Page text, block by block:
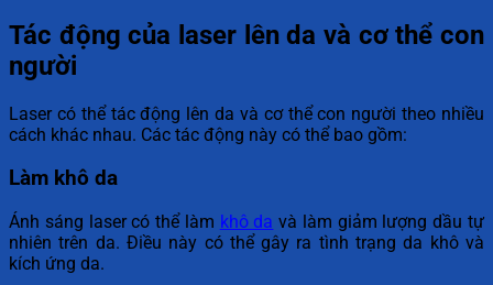
Tác động của laser lên da và cơ thể con
người
Laser có thể tác động lên da và cơ thể con người theo nhiều
cách khác nhau. Các tác động này có thể bao gồm:
Làm khô da
Ánh sáng laser có thể làm khô da và làm giảm lượng dầu tự
nhiên trên da. Điều này có thể gây ra tình trạng da khô và
kích ứng da.